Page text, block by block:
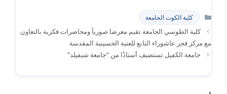
التصنيفات
كلية الكوت الجامعة
كلية الطوسي الجامعة تقيم معرضا صوريآ ومحاضرات فكرية بالتعاون
مع مركز فجر عاشوراء التابع للعتبة الحسينية المقدسة
جامعة الكفيل تستضيف أستاذًا من “جامعة شيفيلد”